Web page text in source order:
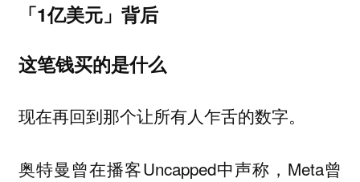
「1亿美元」背后
这笔钱买的是什么
现在再回到那个让所有人乍舌的数字。
奥特曼曾在播客Uncapped中声称，Meta曾